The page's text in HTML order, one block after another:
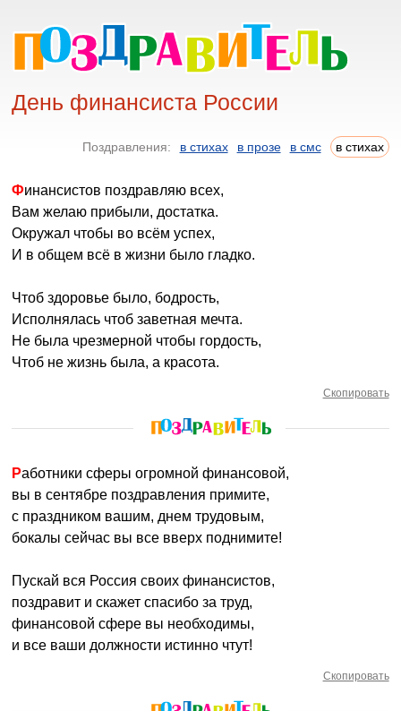
День финансиста России
Поздравления: в стихах в прозе в смс в стихах
Финансистов поздравляю всех,
Вам желаю прибыли, достатка.
Окружал чтобы во всём успех,
И в общем всё в жизни было гладко.
Чтоб здоровье было, бодрость,
Исполнялась чтоб заветная мечта.
Не была чрезмерной чтобы гордость,
Чтоб не жизнь была, а красота.
Скопировать
Работники сферы огромной финансовой,
вы в сентябре поздравления примите,
с праздником вашим, днем трудовым,
бокалы сейчас вы все вверх поднимите!
Пускай вся Россия своих финансистов,
поздравит и скажет спасибо за труд,
финансовой сфере вы необходимы,
и все ваши должности истинно чтут!
Скопировать